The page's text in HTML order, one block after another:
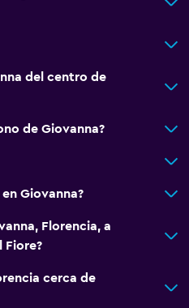
del centro de
de Giovanna?
Giovanna?
Florencia, a
Fiore?
cerca de